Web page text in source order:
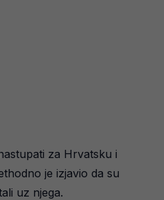
za Hrvatsku i
je izjavio da su
uz njega.